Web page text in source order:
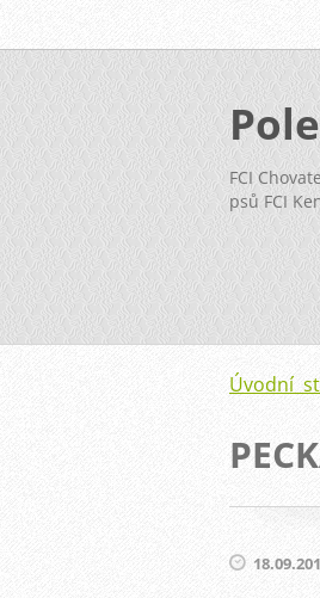
FCI
psů FCI
Úvodní